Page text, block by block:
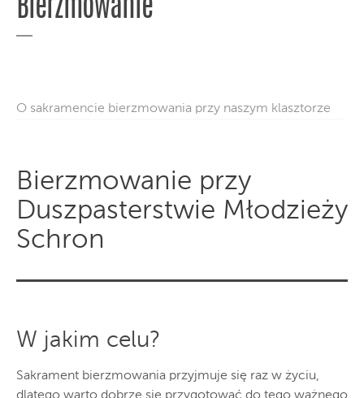
Bierzmowanie
O sakramencie bierzmowania przy naszym klasztorze
Bierzmowanie przy
Duszpasterstwie Młodzieży
Schron
W jakim celu?
Sakrament bierzmowania przyjmuje się raz w życiu,